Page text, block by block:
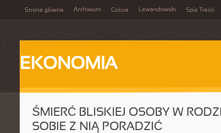
Strona główna Archiwum Goście Lewandowski Spis Treści
EKONOMIA
ŚMIERĆ BLISKIEJ OSOBY W
SOBIE Z NIĄ PORADZIĆ